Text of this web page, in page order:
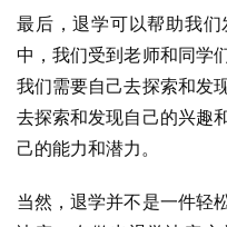
最后，退学可以帮助我
中，我们受到老师和同学
我们需要自己去探索和发
去探索和发现自己的兴趣
己的能力和潜力。
当然，退学并不是一件轻